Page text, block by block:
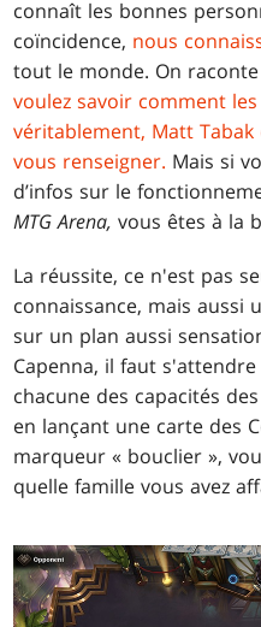
connaît les bonnes
coïncidence, nous
tout le monde. On
voulez savoir comment
véritablement, Matt
vous renseigner. Mais si
d’infos sur le
MTG Arena, vous êtes à la
La réussite, ce n'est pas
connaissance, mais aussi
sur un plan aussi
Capenna, il faut
chacune des capacités
en lançant une carte des
marqueur « bouclier »,
quelle famille vous avez